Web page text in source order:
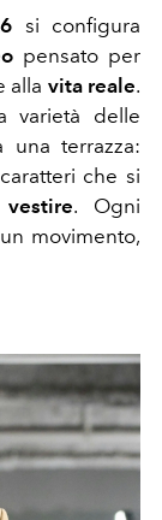
si configura
pensato per
alla vita reale.
varietà delle
una terrazza:
che si
. Ogni
movimento,